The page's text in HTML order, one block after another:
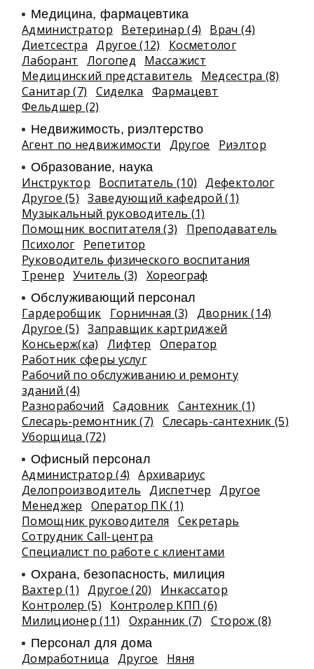
Медицина, фармацевтика
Администратор Ветеринар (4)
Врач (4)
Диетсестра
Другое (12)
Косметолог
Лаборант
Логопед
Массажист
Медицинский представитель
Медсестра (8)
Санитар (7)
Сиделка
Фармацевт
Фельдшер (2)
Недвижимость, риэлтeрство
Агент по недвижимости Другое Риэлтор
Образование, наука
Инструктор Воспитатель (10)
Дефектолог
Другое (5)
Заведующий кафедрой (1)
Музыкальный руководитель (1)
Помощник воспитателя (3)
Преподаватель
Психолог
Репетитор
Руководитель физического воспитания
Тренер Учитель (3) Хореограф
Обслуживающий персонал
Гардеробщик Горничная (3)
Дворник (14)
Другое (5)
Заправщик картриджей
Консьерж(ка)
Лифтер
Оператор
Работник сферы услуг
Рабочий по обслуживанию и ремонту
зданий (4)
Разнорабочий
Садовник Сантехник (1)
Слесарь-ремонтник (7)
Слесарь-сантехник (5)
Уборщица (72)
Офисный персонал
Администратор (4)
Архивариус
Делопроизводитель
Диспетчер
Другое
Менеджер
Оператор ПК (1)
Помощник руководителя
Секретарь
Сотрудник Call-центра
Специалист по работе с клиентами
Охрана, безопасность, милиция
Вахтер (1) Другое (20)
Инкассатор
Контролер (5)
Контролер КПП (6)
Милиционер (11)
Охранник (7) Сторож (8)
Персонал для дома
Домработница Другое
Няня